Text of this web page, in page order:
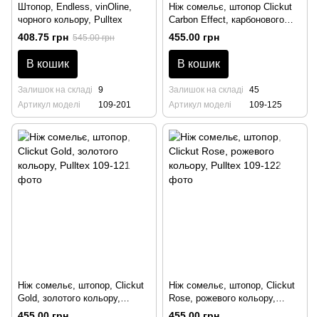
Штопор, Endless, vinOline,
чорного кольору, Pulltex
408.75 грн 545.00 грн
В кошик
Залишок на складі
9
Артикул моделі
109-201
Ніж сомельє, штопор Clickut
Carbon Effect, карбонового
кольору,Pulltex
455.00 грн
В кошик
Залишок на складі
45
Артикул моделі
109-125
Ніж сомельє, штопор, Clickut
Gold, золотого кольору,
Pulltex
Ніж сомельє, штопор, Clickut
Rose, рожевого кольору,
Pulltex